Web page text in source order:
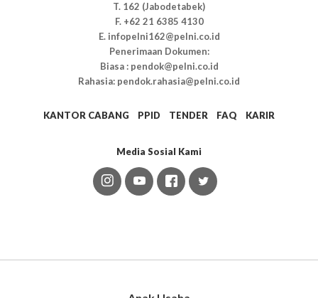
T. 162 (Jabodetabek)
F. +62 21 6385 4130
E. infopelni162@pelni.co.id
Penerimaan Dokumen:
Biasa : pendok@pelni.co.id
Rahasia: pendok.rahasia@pelni.co.id
KANTOR CABANG PPID TENDER FAQ KARIR
Media Sosial Kami